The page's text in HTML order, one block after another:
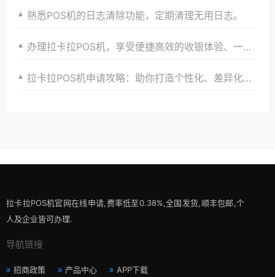
熟悉POS机的日志清除功能，定期清理无用日志。
办理拉卡拉POS机，享受便捷高效的收银体验、一站式解决方案与全方位服务
拉卡拉POS机申请攻略：助你打造个性化、差异化支付体验以提升竞争力
拉卡拉POS机官网在线申请,费率低至0.38%,全国发货,顺丰包邮,个
人及企业皆可办理.
导航链接
招商政策 产品中心 APP下载